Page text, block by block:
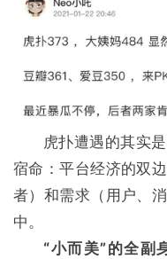
虎扑遭遇的其实
宿命：平台经济的双
者）和需求（用户、
中。
“小而美”的全副